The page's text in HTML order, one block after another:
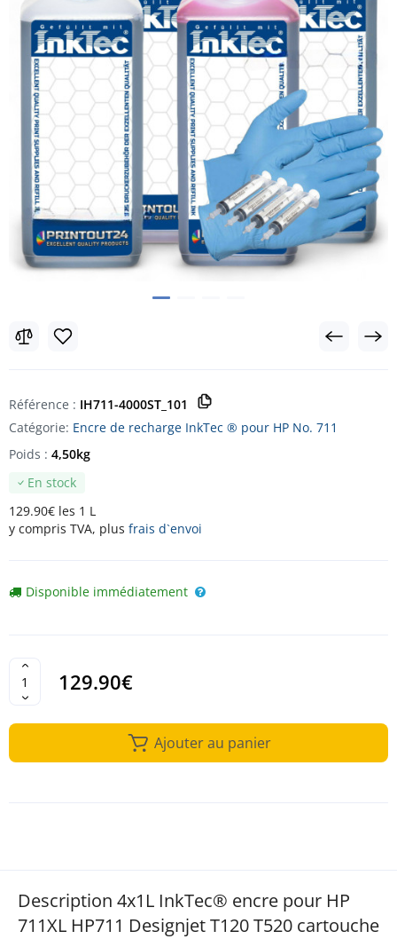
Référence : IH711-4000ST_101
Catégorie: Encre de recharge InkTec ® pour HP No. 711
En stock
129.90€ les 1 L
y compris TVA, plus frais d`envoi
Poids : 4,50kg
Disponible immédiatement
129.90€
Ajouter au panier
Description 4x1L InkTec® encre pour HP
711XL HP711 Designjet T120 T520 cartouche